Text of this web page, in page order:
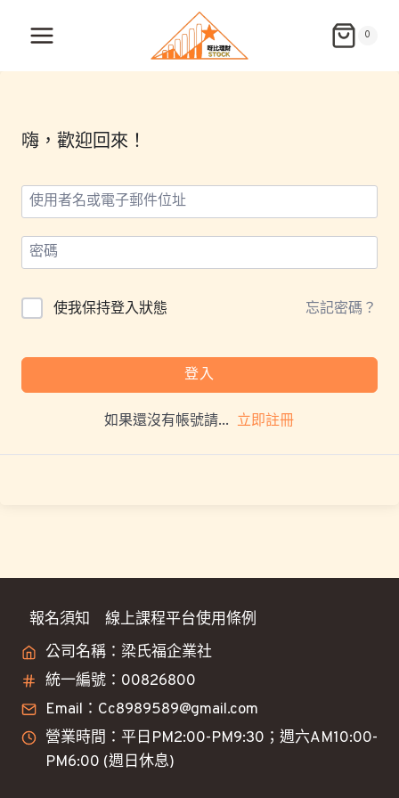
0
嗨，歡迎回來！
使我保持登入狀態 忘記密碼？
登入
如果還沒有帳號請... 立即註冊
報名須知
線上課程平台使用條例
公司名稱：梁氏福企業社
統一編號：00826800
Email：Cc8989589@gmail.com
營業時間：平日PM2:00-PM9:30；週六AM10:00-
PM6:00 (週日休息)